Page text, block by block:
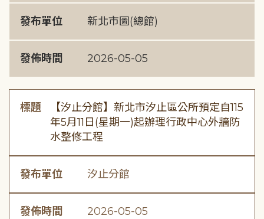
發布單位 新北市圖(總館)
發佈時間 2026-05-05
標題
【汐止分館】新北市汐止區公所預定自115
年5月11日(星期一)起辦理行政中心外牆防
水整修工程
發布單位 汐止分館
發佈時間 2026-05-05